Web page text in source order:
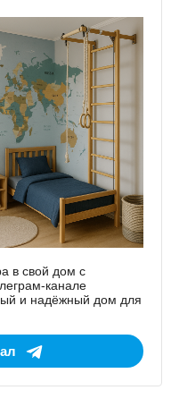
в свой дом с
канале
и надёжный дом для